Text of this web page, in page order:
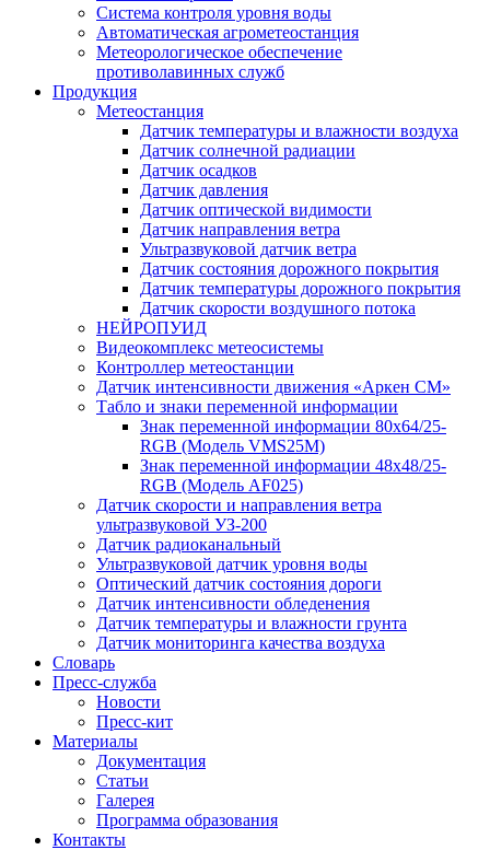
Система контроля уровня воды
Автоматическая агрометеостанция
Метеорологическое обеспечение
противолавинных служб
Продукция
Метеостанция
Датчик температуры и влажности воздуха
Датчик солнечной радиации
Датчик осадков
Датчик давления
Датчик оптической видимости
Датчик направления ветра
Ультразвуковой датчик ветра
Датчик состояния дорожного покрытия
Датчик температуры дорожного покрытия
Датчик скорости воздушного потока
НЕЙРОПУИД
Видеокомплекс метеосистемы
Контроллер метеостанции
Датчик интенсивности движения «Аркен СМ»
Табло и знаки переменной информации
Знак переменной информации 80х64/25-
RGB (Модель VMS25M)
Знак переменной информации 48х48/25-
RGB (Модель АF025)
Датчик скорости и направления ветра
ультразвуковой УЗ-200
Датчик радиоканальный
Ультразвуковой датчик уровня воды
Оптический датчик состояния дороги
Датчик интенсивности обледенения
Датчик температуры и влажности грунта
Датчик мониторинга качества воздуха
Словарь
Пресс-служба
Новости
Пресс-кит
Материалы
Документация
Статьи
Галерея
Программа образования
Контакты